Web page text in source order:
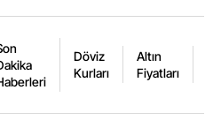
Döviz
Kurları
Altın
Fiyatları